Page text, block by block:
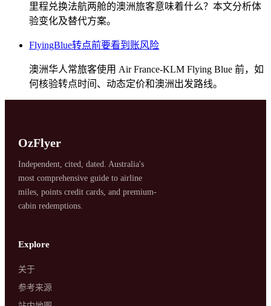
SYDNEY · INDEPENDENT · EST. 2026
里程兑换法航两舱的澳洲旅客意味着什么？本文分析体
验变化及替代方案。
FlyingBlue转点前要看到账风险
澳洲华人常旅客使用 Air France-KLM Flying Blue 前，如
何核验转点时间、动态定价和澳洲出发路线。
OzFlyer
Independent, cited, dated. Australia's
most comprehensive guide to airline
miles, points credit cards, and premium-
cabin redemptions.
Explore
关于
参考来源